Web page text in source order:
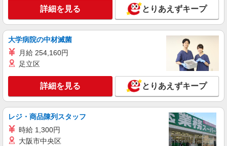
通費全支給(ガソリン代含む)＞
鹿沼市 最寄り駅：新鹿沼
キープ 詳細を見る
派遣社員
＼収入アップを全面サポート／小規模デイ
STAFF｜資格支援制度あり
時給1500円〜2125円 ＜日払い有/週払い有/交
通費全支給(ガソリン代含む)＞
詳細を見る とりあえずキープ
大学病院の中材滅菌
月給 254,160円
足立区
詳細を見る とりあえずキープ
レジ・商品陳列スタッフ
時給 1,300円
大阪市中央区